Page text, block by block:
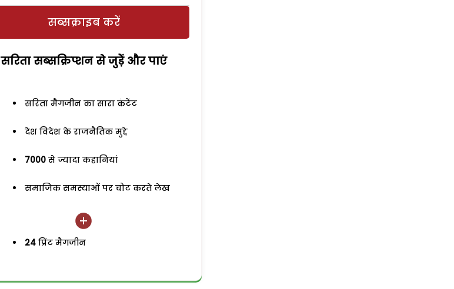
सब्सक्राइब करें
सरिता सब्सक्रिप्शन से जुड़ेें और पाएं
सरिता मैगजीन का सारा कंटेंट
देश विदेश के राजनैतिक मुद्दे
7000 से ज्यादा कहानियां
समाजिक समस्याओं पर चोट करते लेख
24 प्रिंट मैगजीन